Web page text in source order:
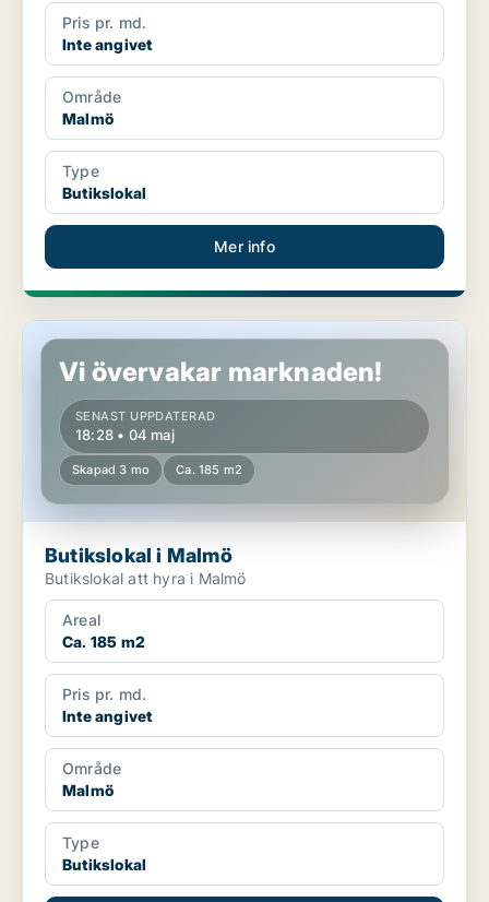
Pris pr. md.
Inte angivet
Område
Malmö
Type
Butikslokal
Mer info
Butikslokal i Malmö
Vi övervakar marknaden!
SENAST UPPDATERAD
18:28 • 04 maj
Skapad 3 mo Ca. 185 m2
Butikslokal i Malmö
Butikslokal att hyra i Malmö
Areal
Ca. 185 m2
Pris pr. md.
Inte angivet
Område
Malmö
Type
Butikslokal